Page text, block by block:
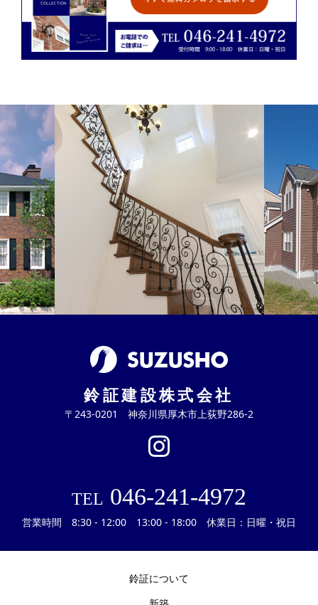
鈴証建設株式会社
〒243-0201 神奈川県厚木市上荻野286-2
TEL 046-241-4972
営業時間 8:30 - 12:00 13:00 - 18:00 休業日：日曜・祝日
鈴証について